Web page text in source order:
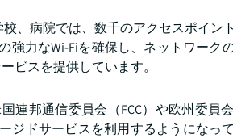
、病院では、数千のアクセスポイン
強力なWi-Fiを確保し、ネットワーク
ビスを提供しています。
連邦通信委員会（FCC）や欧州委員
ジドサービスを利用するようになっ